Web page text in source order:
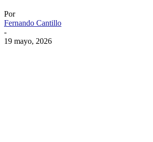
Por
Fernando Cantillo
-
19 mayo, 2026